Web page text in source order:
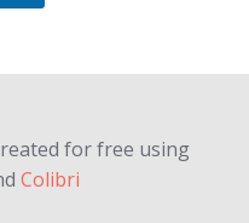
for free using
Colibri